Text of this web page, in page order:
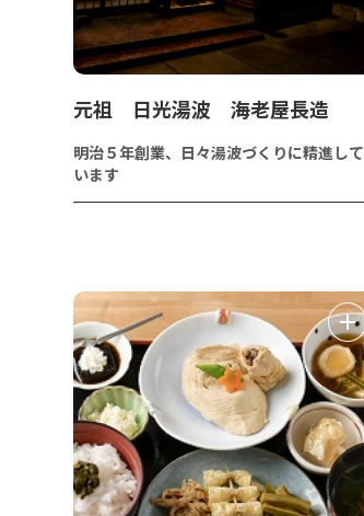
元祖 日光湯波 海老屋長造
明治５年創業、日々湯波づくりに精進して
います